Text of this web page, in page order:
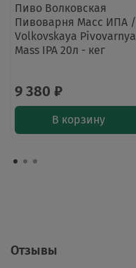
Пиво Волковская
Пивоварня Масс ИПА /
Volkovskaya Pivovarnya
Mass IPA 20л - кег
9 380 ₽
В корзину
Отзывы